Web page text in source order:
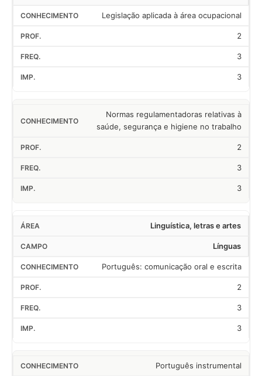
Legislação aplicada à área ocupacional
2
3
3
Normas regulamentadoras relativas à
saúde, segurança e higiene no trabalho
2
3
3
Linguística, letras e artes
Línguas
Português: comunicação oral e escrita
2
3
3
Português instrumental